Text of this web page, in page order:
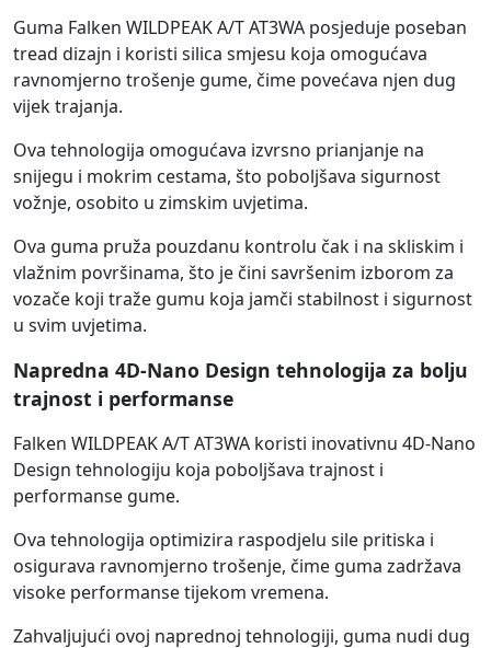
Guma Falken WILDPEAK A/T AT3WA posjeduje poseban
tread dizajn i koristi silica smjesu koja omogućava
ravnomjerno trošenje gume, čime povećava njen dug
vijek trajanja.
Ova tehnologija omogućava izvrsno prianjanje na
snijegu i mokrim cestama, što poboljšava sigurnost
vožnje, osobito u zimskim uvjetima.
Ova guma pruža pouzdanu kontrolu čak i na skliskim i
vlažnim površinama, što je čini savršenim izborom za
vozače koji traže gumu koja jamči stabilnost i sigurnost
u svim uvjetima.
Napredna 4D-Nano Design tehnologija za bolju
trajnost i performanse
Falken WILDPEAK A/T AT3WA koristi inovativnu 4D-Nano
Design tehnologiju koja poboljšava trajnost i
performanse gume.
Ova tehnologija optimizira raspodjelu sile pritiska i
osigurava ravnomjerno trošenje, čime guma zadržava
visoke performanse tijekom vremena.
Zahvaljujući ovoj naprednoj tehnologiji, guma nudi dug